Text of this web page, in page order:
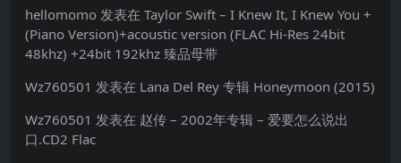
hellomomo 发表在 Taylor Swift – I Knew It, I Knew You +
(Piano Version)+acoustic version (FLAC Hi-Res 24bit
48khz) +24bit 192khz 臻品母带
Wz760501 发表在 Lana Del Rey 专辑 Honeymoon (2015)
Wz760501 发表在 赵传 – 2002年专辑 – 爱要怎么说出
口.CD2 Flac